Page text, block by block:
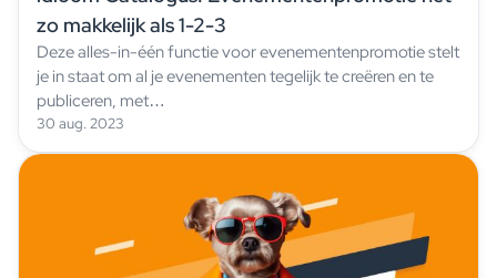
zo makkelijk als 1-2-3
Deze alles-in-één functie voor evenementenpromotie stelt
je in staat om al je evenementen tegelijk te creëren en te
publiceren, met…
30 aug. 2023